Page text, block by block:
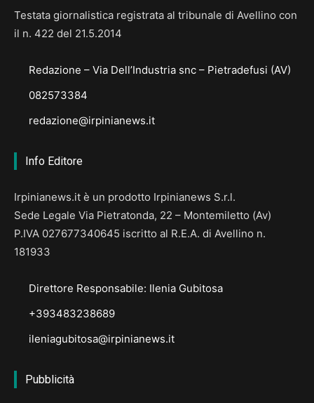
Testata giornalistica registrata al tribunale di Avellino con
il n. 422 del 21.5.2014
Redazione – Via Dell’Industria snc – Pietradefusi (AV)
082573384
redazione@irpinianews.it
Info Editore
Irpinianews.it è un prodotto Irpinianews S.r.l.
Sede Legale Via Pietratonda, 22 – Montemiletto (Av)
P.IVA 027677340645 iscritto al R.E.A. di Avellino n.
181933
Direttore Responsabile: Ilenia Gubitosa
+393483238689
ileniagubitosa@irpinianews.it
Pubblicità